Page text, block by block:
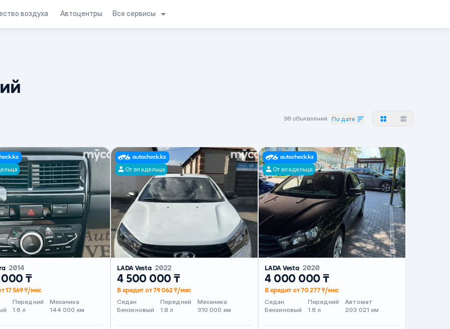
воздуха Автоцентры Все сервисы
98 объявлений По дате
2014
₸
17 569 ₸/мес
Передний
1.6 л
Механика
144 000 км
От владельца
LADA Vesta 2022
4 500 000 ₸
В кредит от 79 062 ₸/мес
Седан
Бензиновый
Передний
1.8 л
Механика
310 000 км
От владельца
LADA Vesta 2020
4 000 000 ₸
В кредит от 70 277 ₸/мес
Седан
Бензиновый
Передний
1.6 л
Автомат
203 021 км